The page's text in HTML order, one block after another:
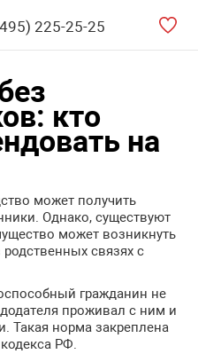
225-25-25
кто
на
может получить
Однако, существуют
может возникнуть
связях с
гражданин не
проживал с ним и
Такая норма закреплена
РФ.